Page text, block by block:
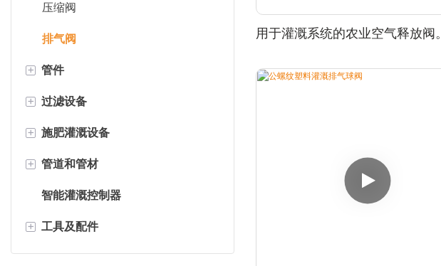
扇形喷洒器
草坪洒水器
压缩阀
排气阀
+ 管件
锁具配件
倒钩接头
迷你配件
压缩接头
鞍形夹具配件
软管和胶带的接头
+ 过滤设备
碟式过滤器
屏幕滤镜
离心过滤器
+ 施肥灌溉设备
比例泵
文丘里施肥器
肥料-水一体化机械
+ 管道和管材
低密度聚乙烯卷管
HDPE直管
微型喷涂胶带
智能灌溉控制器
+ 工具及配件
打孔器/扳手
用于灌溉系统的农业空气释放阀。